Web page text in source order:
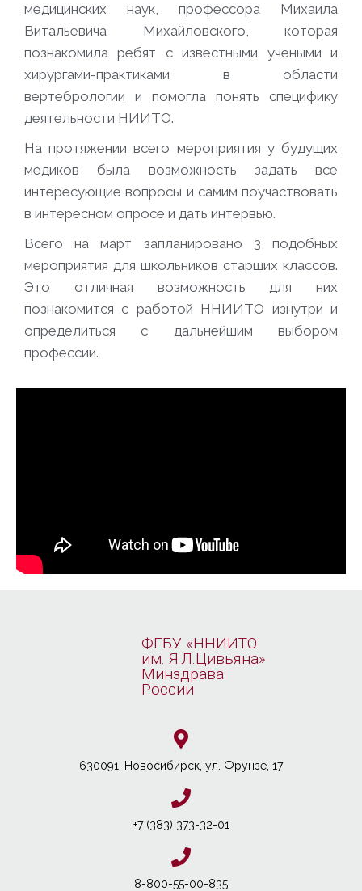
медицинских наук, профессора Михаила
Витальевича Михайловского, которая
познакомила ребят с известными учеными и
хирургами-практиками в области
вертебрологии и помогла понять специфику
деятельности НИИТО.
На протяжении всего мероприятия у будущих
медиков была возможность задать все
интересующие вопросы и самим поучаствовать
в интересном опросе и дать интервью.
Всего на март запланировано 3 подобных
мероприятия для школьников старших классов.
Это отличная возможность для них
познакомится с работой ННИИТО изнутри и
определиться с дальнейшим выбором
профессии.
ФГБУ «ННИИТО
им. Я.Л.Цивьяна»
Минздрава
России
630091, Новосибирcк, ул. Фрунзе, 17
+7 (383) 373-32-01
8-800-55-00-835